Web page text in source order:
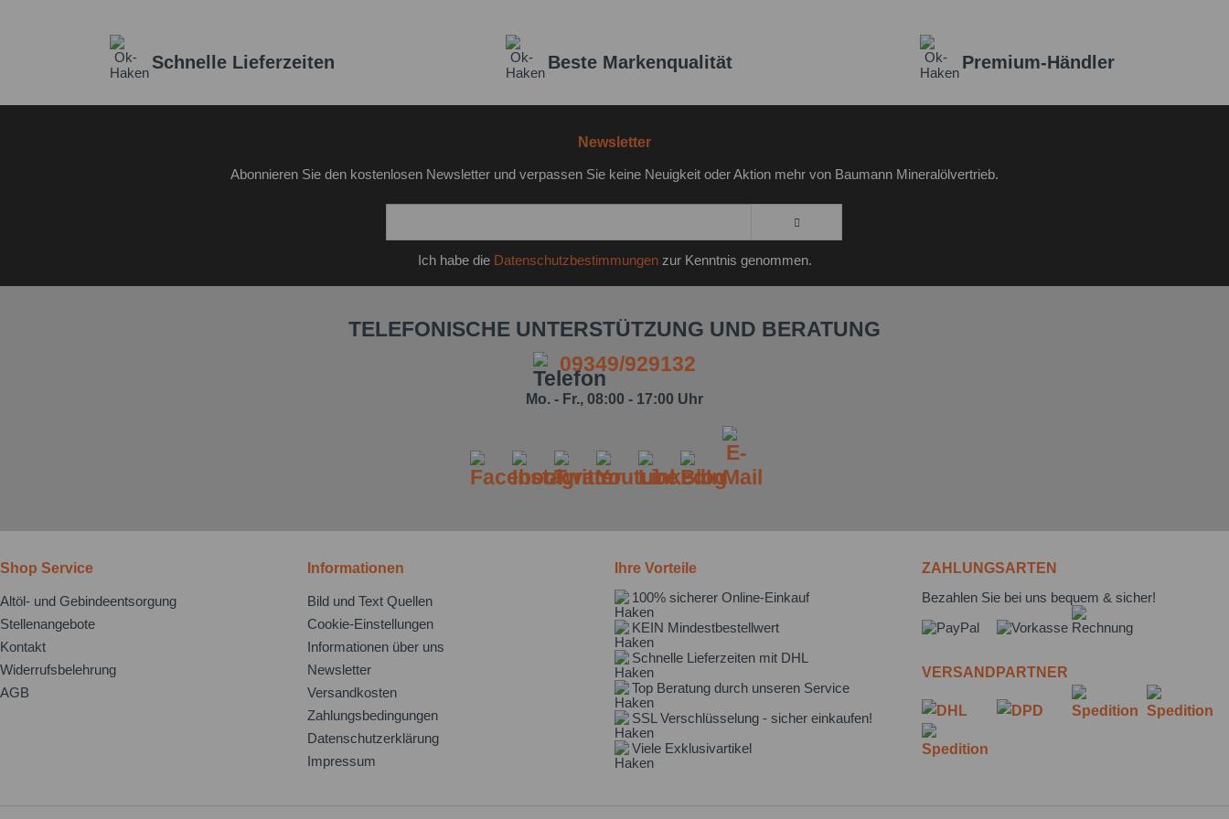
Schnelle Lieferzeiten Beste Markenqualität Premium-Händler
Newsletter
Abonnieren Sie den kostenlosen Newsletter und verpassen Sie keine Neuigkeit oder Aktion mehr von Baumann Mineralölvertrieb.
Ich habe die Datenschutzbestimmungenzur Kenntnis genommen.
TELEFONISCHE UNTERSTÜTZUNG UND BERATUNG
09349/929132
Mo. - Fr., 08:00 - 17:00 Uhr
Shop Service
Altöl- und Gebindeentsorgung
Stellenangebote
Kontakt
Widerrufsbelehrung
AGB
Informationen
Bild und Text Quellen
Cookie-Einstellungen
Informationen über uns
Newsletter
Versandkosten
Zahlungsbedingungen
Datenschutzerklärung
Impressum
Ihre Vorteile
100% sicherer Online-Einkauf
KEIN Mindestbestellwert
Schnelle Lieferzeiten mit DHL
Top Beratung durch unseren Service
SSL Verschlüsselung - sicher einkaufen!
Viele Exklusivartikel
ZAHLUNGSARTEN
Bezahlen Sie bei uns bequem & sicher!
VERSANDPARTNER